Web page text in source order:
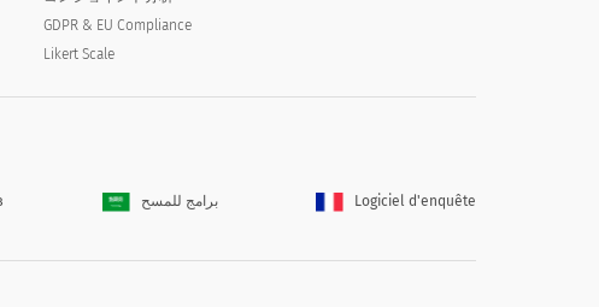
GDPR & EU Compliance
Likert Scale
برامج للمسح Logiciel d'enquête